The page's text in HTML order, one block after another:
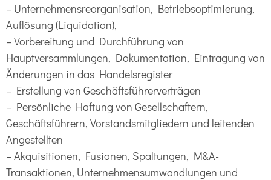
– Unternehmensreorganisation, Betriebsoptimierung,
Auflösung (Liquidation),
– Vorbereitung und Durchführung von
Hauptversammlungen, Dokumentation, Eintragung von
Änderungen in das Handelsregister
– Erstellung von Geschäftsführerverträgen
– Persönliche Haftung von Gesellschaftern,
Geschäftsführern, Vorstandsmitgliedern und leitenden
Angestellten
– Akquisitionen, Fusionen, Spaltungen, M&A-
Transaktionen, Unternehmensumwandlungen und